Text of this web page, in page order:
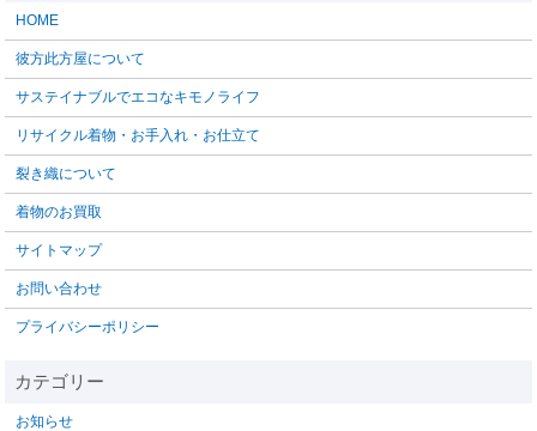
HOME
彼方此方屋について
サステイナブルでエコなキモノライフ
リサイクル着物・お手入れ・お仕立て
裂き織について
着物のお買取
サイトマップ
お問い合わせ
プライバシーポリシー
お知らせ